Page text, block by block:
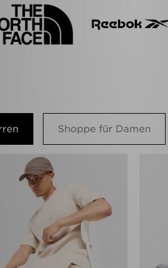
Shoppe für Damen